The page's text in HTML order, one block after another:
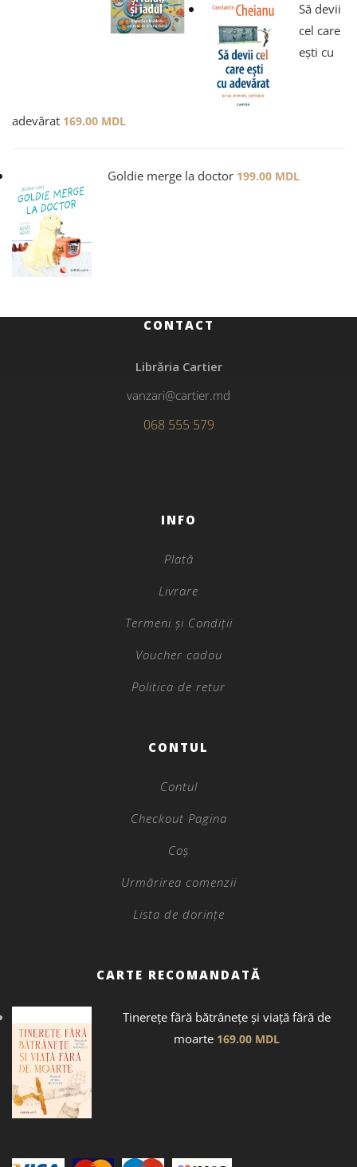
Să devii
cel care
ești cu
adevărat 169.00 MDL
Goldie merge la doctor 199.00 MDL
CONTACT
Librăria Cartier
vanzari@cartier.md
068 555 579
INFO
Plată
Livrare
Termeni și Condiții
Voucher cadou
Politica de retur
CONTUL
Contul
Checkout Pagina
Coș
Urmărirea comenzii
Lista de dorințe
CARTE RECOMANDATĂ
Tinerețe fără bătrânețe și viață fără de
moarte 169.00 MDL